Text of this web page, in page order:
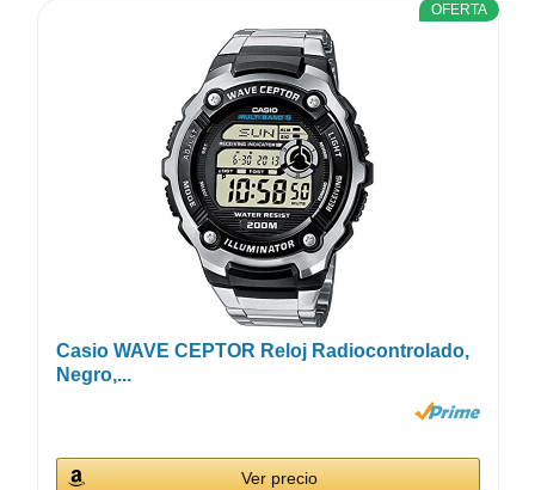
OFERTA
Casio WAVE CEPTOR Reloj Radiocontrolado,
Negro,...
Ver precio